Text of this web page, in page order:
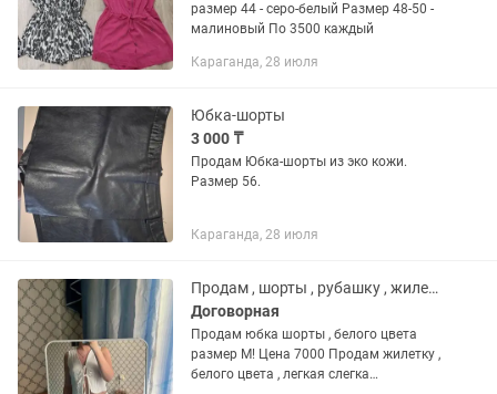
размер 44 - серо-белый Размер 48-50 -
малиновый По 3500 каждый
Караганда, 28 июля
Юбка-шорты
3 000 ₸
Продам Юбка-шорты из эко кожи.
Размер 56.
Караганда, 28 июля
Продам , шорты , рубашку , жилетку
Договорная
Продам юбка шорты , белого цвета
размер М! Цена 7000 Продам жилетку ,
белого цвета , легкая слегка